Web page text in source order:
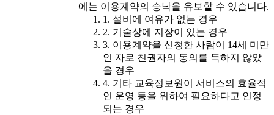
에는 이용계약의 승낙을 유보할 수 있습니다.
1. 설비에 여유가 없는 경우
2. 기술상에 지장이 있는 경우
3. 이용계약을 신청한 사람이 14세 미만
인 자로 친권자의 동의를 득하지 않았
을 경우
4. 기타 교육정보원이 서비스의 효율적
인 운영 등을 위하여 필요하다고 인정
되는 경우